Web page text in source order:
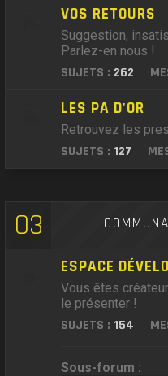
VOS RETOURS
Suggestion,
Parlez-en nous !
SUJETS : 262
LES PA D'OR
Retrouvez les
SUJETS : 127
03
ESPACE
Vous êtes
le présenter !
SUJETS : 154
Sous-forum :